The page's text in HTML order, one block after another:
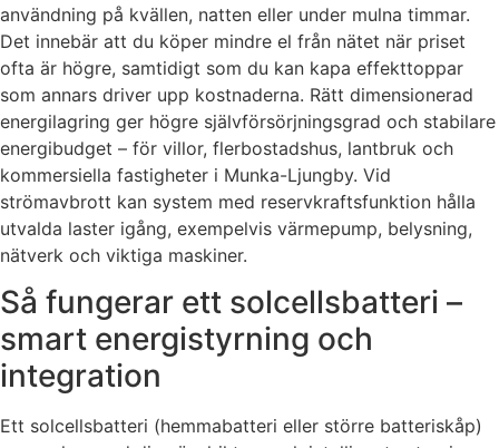
användning på kvällen, natten eller under mulna timmar.
Det innebär att du köper mindre el från nätet när priset
ofta är högre, samtidigt som du kan kapa effekttoppar
som annars driver upp kostnaderna. Rätt dimensionerad
energilagring ger högre självförsörjningsgrad och stabilare
energibudget – för villor, flerbostadshus, lantbruk och
kommersiella fastigheter i Munka-Ljungby. Vid
strömavbrott kan system med reservkraftsfunktion hålla
utvalda laster igång, exempelvis värmepump, belysning,
nätverk och viktiga maskiner.
Så fungerar ett solcellsbatteri –
smart energistyrning och
integration
Ett solcellsbatteri (hemmabatteri eller större batteriskåp)